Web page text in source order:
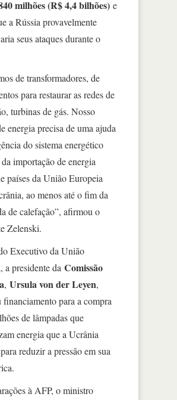
milhões (R$ 4,4 bilhões) e
a Rússia provavelmente
seus ataques durante o
de transformadores, de
para restaurar as redes de
turbinas de gás. Nosso
energia precisa de uma ajuda
do sistema energético
importação de energia
países da União Europeia
ao menos até o fim da
de calefação”, afirmou o
Zelenski.
Executivo da União
a presidente da Comissão
, Ursula von der Leyen,
financiamento para a compra
de lâmpadas que
energia que a Ucrânia
reduzir a pressão em sua
à AFP, o ministro